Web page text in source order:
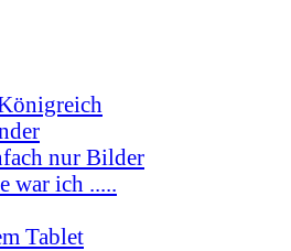
nur Bilder
war ich .....
Tablet